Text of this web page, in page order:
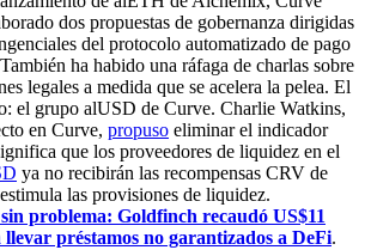
dos propuestas de gobernanza dirigidas
del protocolo automatizado de pago
ha habido una ráfaga de charlas sobre
legales a medida que se acelera la pelea. El
el grupo alUSD de Curve. Charlie Watkins,
en Curve, propuso eliminar el indicador
que los proveedores de liquidez en el
ya no recibirán las recompensas CRV de
las provisiones de liquidez.
problema: Goldfinch recaudó US$11
préstamos no garantizados a DeFi.